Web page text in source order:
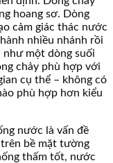
hoang sơ. Dòng
cảm giác thác nước
nhiều nhánh rồi
như một dòng suối
chảy phù hợp với
cụ thể – không có
phù hợp hơn kiểu
nước là vấn đề
bề mặt tường
thấm tốt, nước